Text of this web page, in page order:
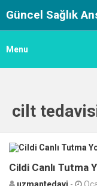
Güncel Sağlık
Menu
cilt
Cildi Canlı Tutma